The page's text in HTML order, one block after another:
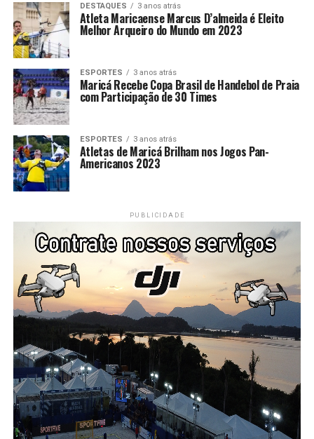
DESTAQUES 3 anos atrás
Atleta Maricaense Marcus D’almeida é Eleito
Melhor Arqueiro do Mundo em 2023
ESPORTES 3 anos atrás
Maricá Recebe Copa Brasil de Handebol de Praia
com Participação de 30 Times
ESPORTES 3 anos atrás
Atletas de Maricá Brilham nos Jogos Pan-
Americanos 2023
PUBLICIDADE